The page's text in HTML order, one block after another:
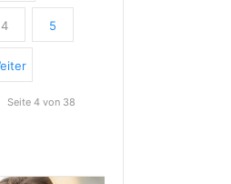
4 5
Seite 4 von 38